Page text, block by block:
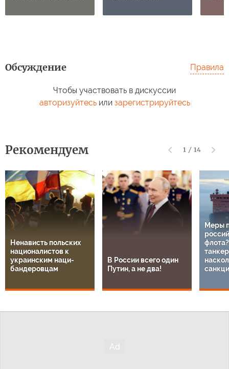
Обсуждение Правила
Чтобы участвовать в дискуссии
авторизуйтесьили зарегистрируйтесь
Рекомендуем 1 / 14
Ненависть польских
националистов к
украинским наци-
бандеровцам
В России всего один
Путин, а не два!
Меры